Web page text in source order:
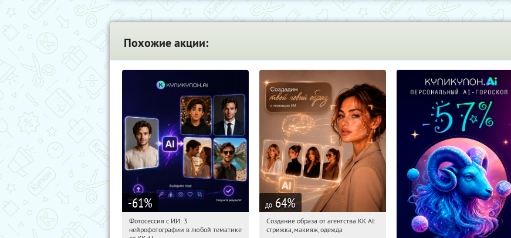
Похожие акции:
-61%
03:52:05
Фотосессия с ИИ: 3
нейрофотографии в любой тематике
до 64%
03:52:05 Купили:64
Создание образа от агентства KK AI:
стрижка, макияж, одежда